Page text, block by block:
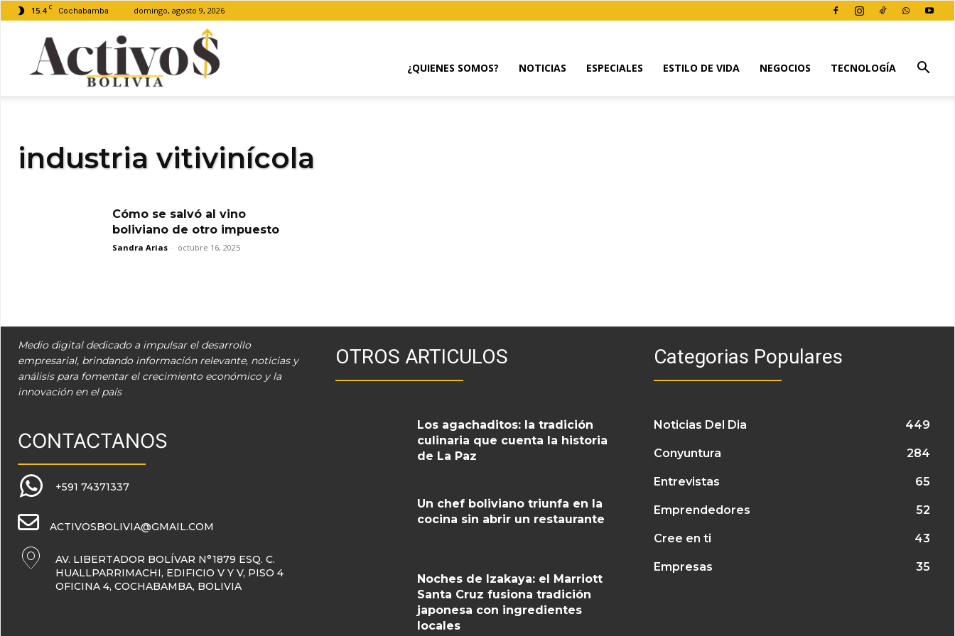
15.4 C Cochabamba domingo, agosto 9, 2026
¿QUIENES SOMOS? NOTICIAS ESPECIALES ESTILO DE VIDA NEGOCIOS TECNOLOGÍA
industria vitivinícola
Cómo se salvó al vino
boliviano de otro impuesto
Sandra Arias - octubre 16, 2025
Medio digital dedicado a impulsar el desarrollo
empresarial, brindando información relevante, noticias y
análisis para fomentar el crecimiento económico y la
innovación en el país
CONTACTANOS
+591 74371337
ACTIVOSBOLIVIA@GMAIL.COM
AV. LIBERTADOR BOLÍVAR N°1879 ESQ. C.
HUALLPARRIMACHI, EDIFICIO V Y V, PISO 4
OFICINA 4, COCHABAMBA, BOLIVIA
OTROS ARTICULOS
Los agachaditos: la tradición
culinaria que cuenta la historia
de La Paz
Un chef boliviano triunfa en la
cocina sin abrir un restaurante
Noches de Izakaya: el Marriott
Santa Cruz fusiona tradición
japonesa con ingredientes
locales
Categorias Populares
Noticias Del Dia 449
Conyuntura 284
Entrevistas 65
Emprendedores 52
Cree en ti 43
Empresas 35